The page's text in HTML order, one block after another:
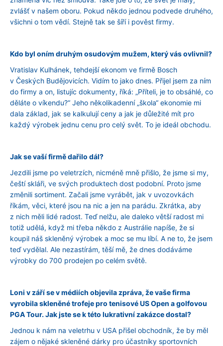
zvlášť v našem oboru. Pokud někdo jednou podvede druhého,
všichni o tom vědí. Stejně tak se šíří i pověst firmy.
Kdo byl oním druhým osudovým mužem, který vás ovlivnil?
Vratislav Kulhánek, tehdejší ekonom ve firmě Bosch
v Českých Budějovicích. Vidím to jako dnes. Přijel jsem za ním
do firmy a on, listujíc dokumenty, říká: „Příteli, je to obsáhlé, co
děláte o víkendu?“ Jeho několikadenní „škola“ ekonomie mi
dala základ, jak se kalkulují ceny a jak je důležité mít pro
každý výrobek jednu cenu pro celý svět. To je ideál obchodu.
Jak se vaší firmě dařilo dál?
Jezdili jsme po veletrzích, nicméně mně přišlo, že jsme si my,
čeští skláři, ve svých produktech dost podobní. Proto jsme
změnili sortiment. Začali jsme vyrábět, jak v uvozovkách
říkám, věci, které jsou na nic a jen na parádu. Zkrátka, aby
z nich měli lidé radost. Teď nelžu, ale daleko větší radost mi
totiž udělá, když mi třeba někdo z Austrálie napíše, že si
koupil náš skleněný výrobek a moc se mu líbí. A ne to, že jsem
teď vydělal. Ale nezastírám, těší mě, že dnes dodáváme
výrobky do 700 prodejen po celém světě.
Loni v září se v médiích objevila zpráva, že vaše firma
vyrobila skleněné trofeje pro tenisové US Open a golfovou
PGA Tour. Jak jste se k této lukrativní zakázce dostal?
Jednou k nám na veletrhu v USA přišel obchodník, že by měl
zájem o nějaké skleněné dárky pro účastníky sportovních